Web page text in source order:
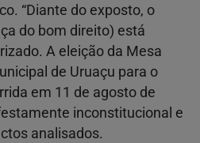
“Diante do exposto, o
do bom direito) está
A eleição da Mesa
de Uruaçu para o
em 11 de agosto de
inconstitucional e
analisados.